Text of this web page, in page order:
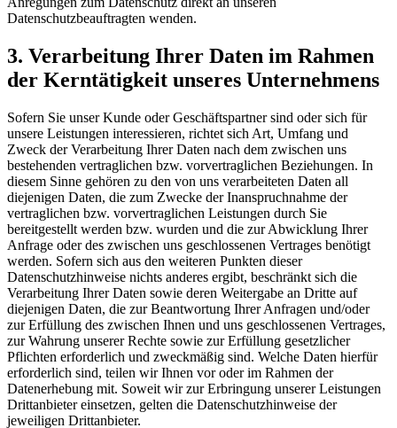
Datenschutzbeauftragten wenden.
3. Verarbeitung Ihrer Daten im Rahmen
der Kerntätigkeit unseres Unternehmens
Sofern Sie unser Kunde oder Geschäftspartner sind oder sich für
unsere Leistungen interessieren, richtet sich Art, Umfang und
Zweck der Verarbeitung Ihrer Daten nach dem zwischen uns
bestehenden vertraglichen bzw. vorvertraglichen Beziehungen. In
diesem Sinne gehören zu den von uns verarbeiteten Daten all
diejenigen Daten, die zum Zwecke der Inanspruchnahme der
vertraglichen bzw. vorvertraglichen Leistungen durch Sie
bereitgestellt werden bzw. wurden und die zur Abwicklung Ihrer
Anfrage oder des zwischen uns geschlossenen Vertrages benötigt
werden. Sofern sich aus den weiteren Punkten dieser
Datenschutzhinweise nichts anderes ergibt, beschränkt sich die
Verarbeitung Ihrer Daten sowie deren Weitergabe an Dritte auf
diejenigen Daten, die zur Beantwortung Ihrer Anfragen und/oder
zur Erfüllung des zwischen Ihnen und uns geschlossenen Vertrages,
zur Wahrung unserer Rechte sowie zur Erfüllung gesetzlicher
Pflichten erforderlich und zweckmäßig sind. Welche Daten hierfür
erforderlich sind, teilen wir Ihnen vor oder im Rahmen der
Datenerhebung mit. Soweit wir zur Erbringung unserer Leistungen
Drittanbieter einsetzen, gelten die Datenschutzhinweise der
jeweiligen Drittanbieter.